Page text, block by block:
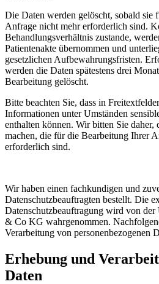
Die Daten werden gelöscht, sobald sie
Anfrage nicht mehr erforderlich sind.
Behandlungsverhältnis zustande,
Patientenakte übernommen und
gesetzlichen Aufbewahrungsfristen.
werden die Daten spätestens drei
Bearbeitung gelöscht.
Bitte beachten Sie, dass in
Informationen unter Umständen
enthalten können. Wir bitten Sie daher,
machen, die für die Bearbeitung Ihrer
erforderlich sind.
Wir haben einen fachkundigen und
Datenschutzbeauftragten bestellt. Die
Datenschutzbeauftragung wird von
& Co KG wahrgenommen.
Verarbeitung von personenbezogenen
Erhebung und
Daten